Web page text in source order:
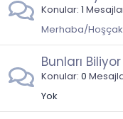
Konular 1
Merhaba/
Bunları
Konular 0
Yok